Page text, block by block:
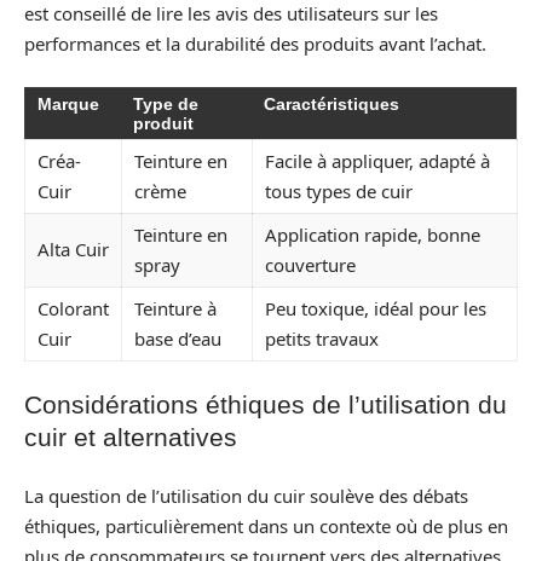
est conseillé de lire les avis des utilisateurs sur les
performances et la durabilité des produits avant l’achat.
Marque
Type de
produit
Caractéristiques
Créa-
Cuir
Teinture en
crème
Facile à appliquer, adapté à
tous types de cuir
Alta Cuir
Teinture en
spray
Application rapide, bonne
couverture
Colorant
Cuir
Teinture à
base d’eau
Peu toxique, idéal pour les
petits travaux
Considérations éthiques de l’utilisation du
cuir et alternatives
La question de l’utilisation du cuir soulève des débats
éthiques, particulièrement dans un contexte où de plus en
plus de consommateurs se tournent vers des alternatives